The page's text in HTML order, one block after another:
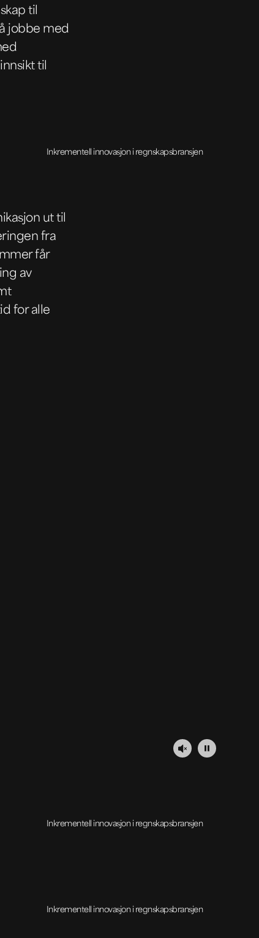
til
jobbe med
til
Inkrementell innovasjon i regnskapsbransjen
ut til
fra
får
av
for alle
Inkrementell innovasjon i regnskapsbransjen
Inkrementell innovasjon i regnskapsbransjen